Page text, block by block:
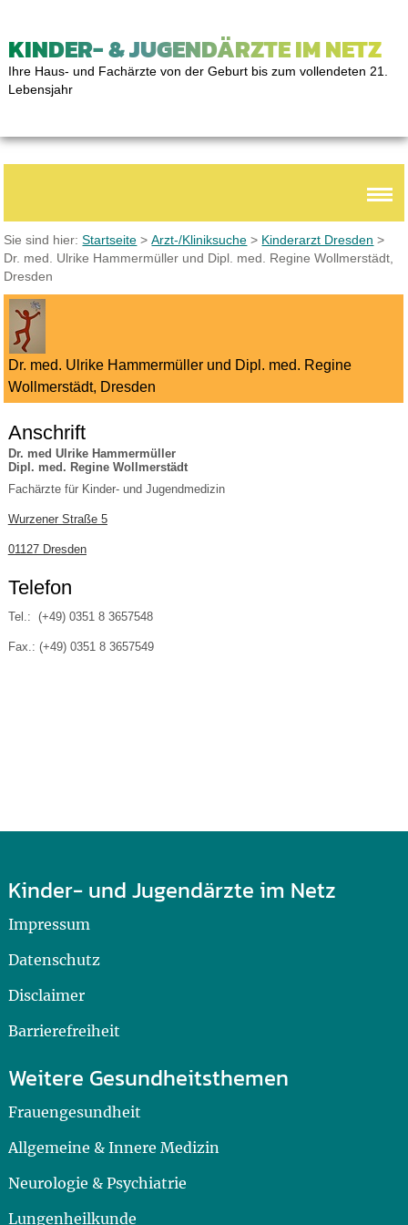
KINDER- & JUGENDÄRZTE IM NETZ
Ihre Haus- und Fachärzte von der Geburt bis zum vollendeten 21.
Lebensjahr
Sie sind hier:Startseite >Arzt-/Kliniksuche > Kinderarzt Dresden >
Dr. med. Ulrike Hammermüller und Dipl. med. Regine Wollmerstädt,
Dresden
Dr. med. Ulrike Hammermüller und Dipl. med. Regine
Wollmerstädt, Dresden
Anschrift
Dr. med Ulrike Hammermüller
Dipl. med. Regine Wollmerstädt
Fachärzte für Kinder- und Jugendmedizin
Wurzener Straße 5
01127 Dresden
Telefon
Tel.: (+49) 0351 8 3657548
Fax.: (+49) 0351 8 3657549
Kinder- und Jugendärzte im Netz
Impressum
Datenschutz
Disclaimer
Barrierefreiheit
Weitere Gesundheitsthemen
Frauengesundheit
Allgemeine & Innere Medizin
Neurologie & Psychiatrie
Lungenheilkunde